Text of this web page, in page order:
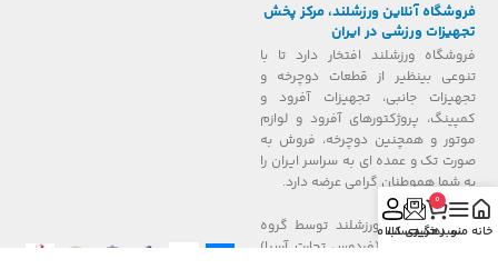
فروشگاه آنلاین ورزشلند، مرکز پخش
تجهیزات ورزشی در ایران
فروشگاه ورزشلند افتخار دارد تا با
تنوعی بینظیر از قطعات دوچرخه و
تجهیزات جانبی، تجهیزات آفرود و
کمپینگ، پروژکتورهای آفرود و لوازم
موتور و همچنین دوچرخه، فروش به
صورت تک و عمده ای به سراسر ایران را
به شما هموطنان گرامی عرضه دارد.
فروشگاه آنلاین ورزشلند توسط گروه
بازرگانی فردوس (فردوس تجارت آسیا)
خانهمنو
0
سبد خرید
رهگیری کالا
حساب من